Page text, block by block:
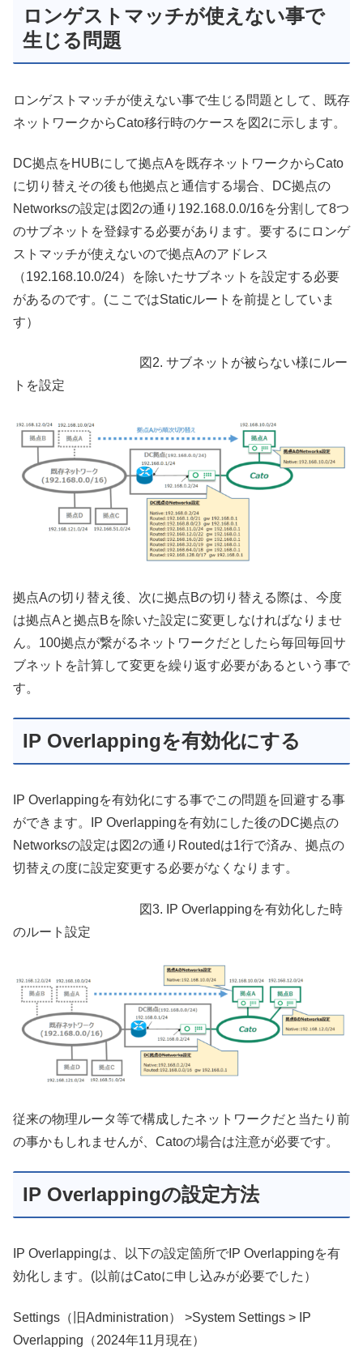
ロンゲストマッチが使えない事で
生じる問題
ロンゲストマッチが使えない事で生じる問題として、既存
ネットワークからCato移行時のケースを図2に示します。
DC拠点をHUBにして拠点Aを既存ネットワークからCato
に切り替えその後も他拠点と通信する場合、DC拠点の
Networksの設定は図2の通り192.168.0.0/16を分割して8つ
のサブネットを登録する必要があります。要するにロンゲ
ストマッチが使えないので拠点Aのアドレス
（192.168.10.0/24）を除いたサブネットを設定する必要
があるのです。(ここではStaticルートを前提としていま
す）
図2. サブネットが被らない様にルー
トを設定
拠点Aの切り替え後、次に拠点Bの切り替える際は、今度
は拠点Aと拠点Bを除いた設定に変更しなければなりませ
ん。100拠点が繋がるネットワークだとしたら毎回毎回サ
ブネットを計算して変更を繰り返す必要があるという事で
す。
IP Overlappingを有効化にする
IP Overlappingを有効化にする事でこの問題を回避する事
ができます。IP Overlappingを有効にした後のDC拠点の
Networksの設定は図2の通りRoutedは1行で済み、拠点の
切替えの度に設定変更する必要がなくなります。
図3. IP Overlappingを有効化した時
のルート設定
従来の物理ルータ等で構成したネットワークだと当たり前
の事かもしれませんが、Catoの場合は注意が必要です。
IP Overlappingの設定方法
IP Overlappingは、以下の設定箇所でIP Overlappingを有
効化します。(以前はCatoに申し込みが必要でした）
Settings（旧Administration） >System Settings > IP
Overlapping（2024年11月現在）